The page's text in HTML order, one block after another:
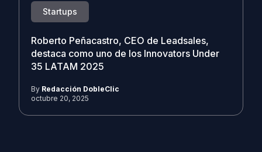
Startups
Roberto Peñacastro, CEO de Leadsales,
destaca como uno de los Innovators Under
35 LATAM 2025
By Redacción DobleClic
octubre 20, 2025